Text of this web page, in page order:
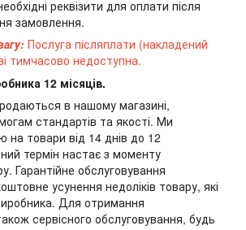
реквізити для оплати після
замовлення.
Послуга післяплати (накладений
тимчасово недоступна.
12 місяців.
в нашому магазині,
стандартів та якості. Ми
на товари від 14 днів до 12
термін настає з моменту
Гарантійне обслуговування
усунення недоліків товару, які
Для отримання
сервісного обслуговування, будь